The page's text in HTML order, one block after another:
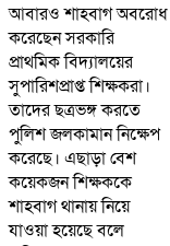
আবারও শাহবাগ অবরোধ
করেছেন সরকারি
প্রাথমিক বিদ্যালয়ের
সুপারিশপ্রাপ্ত শিক্ষকরা।
তাদের ছত্রভঙ্গ করতে
পুলিশ জলকামান নিক্ষেপ
করেছে। এছাড়া বেশ
কয়েকজন শিক্ষককে
শাহবাগ থানায় নিয়ে
যাওয়া হয়েছে বলে